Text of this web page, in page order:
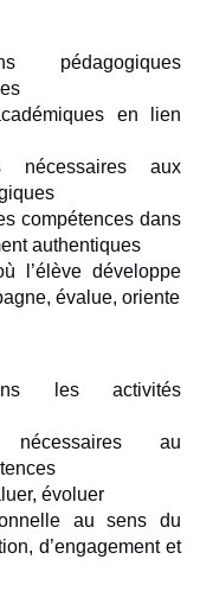
pédagogiques
en lien
nécessaires aux
compétences dans
authentiques
l’élève développe
évalue, oriente
les activités
au
évoluer
au sens du
d’engagement et